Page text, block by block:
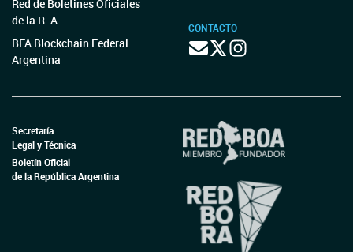
Red de Boletines Oficiales
de la R. A.
BFA Blockchain Federal
Argentina
CONTACTO
Secretaría
Legal y Técnica
Boletín Oficial
de la República Argentina